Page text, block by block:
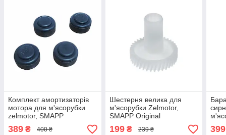
Комплект амортизаторів
мотора для м'ясорубки
zelmotor, SMAPP
389 ₴ 400 ₴
Шестерня велика для
м'ясорубки Zelmotor,
SMAPP Original
199₴ 239 ₴ 399